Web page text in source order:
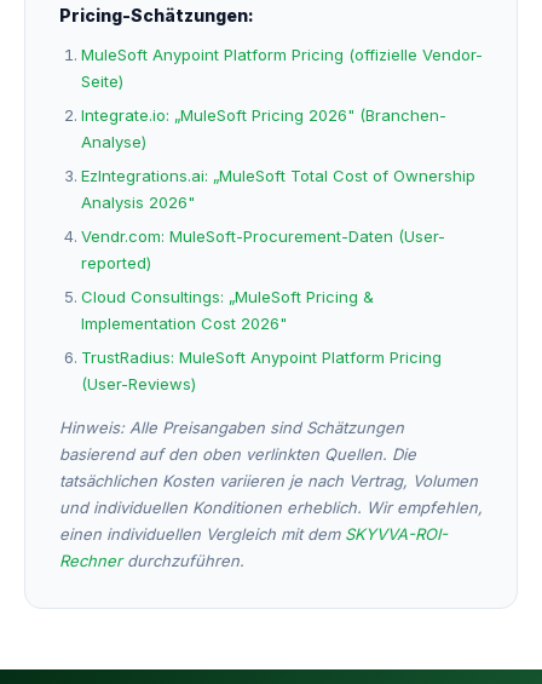
Pricing-Schätzungen:
MuleSoft Anypoint Platform Pricing (offizielle Vendor-
Seite)
Integrate.io: „MuleSoft Pricing 2026" (Branchen-
Analyse)
EzIntegrations.ai: „MuleSoft Total Cost of Ownership
Analysis 2026"
Vendr.com: MuleSoft-Procurement-Daten (User-
reported)
Cloud Consultings: „MuleSoft Pricing &
Implementation Cost 2026"
TrustRadius: MuleSoft Anypoint Platform Pricing
(User-Reviews)
Hinweis: Alle Preisangaben sind Schätzungen
basierend auf den oben verlinkten Quellen. Die
tatsächlichen Kosten variieren je nach Vertrag, Volumen
und individuellen Konditionen erheblich. Wir empfehlen,
einen individuellen Vergleich mit dem SKYVVA-ROI-
Rechnerdurchzuführen.